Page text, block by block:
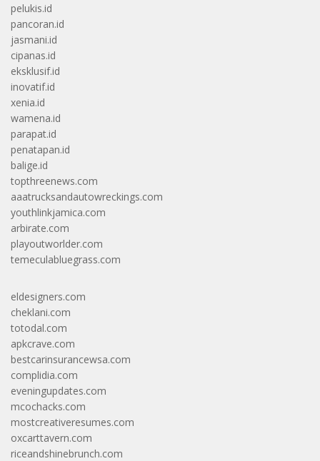
pelukis.id
pancoran.id
jasmani.id
cipanas.id
eksklusif.id
inovatif.id
xenia.id
wamena.id
parapat.id
penatapan.id
balige.id
topthreenews.com
aaatrucksandautowreckings.com
youthlinkjamica.com
arbirate.com
playoutworlder.com
temeculabluegrass.com
eldesigners.com
cheklani.com
totodal.com
apkcrave.com
bestcarinsurancewsa.com
complidia.com
eveningupdates.com
mcochacks.com
mostcreativeresumes.com
oxcarttavern.com
riceandshinebrunch.com